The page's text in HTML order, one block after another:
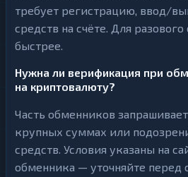
требует регистрацию, ввод/
средств на счёте. Для
быстрее.
Нужна ли верификация при
на криптовалюту?
Часть обменников
крупных суммах или
средств. Условия указаны на
обменника — уточняйте перед